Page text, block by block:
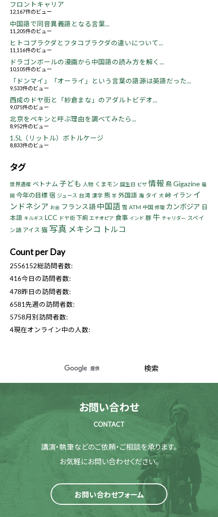
フロントキャリア
12,167件のビュー
中国語で同音異義語となる言葉...
11,205件のビュー
ヒトコブラクダとフタコブラクダの違いについて...
11,116件のビュー
ドラゴンボールの漫画から中国語の読み方を解く...
10,105件のビュー
「ドンマイ」「オーライ」という言葉の語源は英語だった...
9,533件のビュー
西成のドヤ街と「紗倉まな」のアダルトビデオ...
9,075件のビュー
北京をペキンと呼ぶ理由を調べてみたら...
8,952件のビュー
1.5L（リットル）ボトルケージ
8,833件のビュー
タグ
世界遺産 ベトナム 子ども 人物 くまモン 誕生日 ビザ 情報 鳥Gigazine 福
岡 今年の目標宿 ジュース 台湾 漢字 熊 羊 外国語 海 タイ 犬 峠 イラン イ
ンドネシア お金 フランス語 中国語 雪 ATM 中国 修理 カンボジア 日
本語 キルギス LCC ドヤ街 下痢 エチオピア 食事 インド 豚 牛 チャリダー スペイ
ン語 アイス 猫 写真 メキシコ トルコ
Count per Day
2556152総訪問者数:
416今日の訪問者数:
478昨日の訪問者数:
6581先週の訪問者数:
5758月別訪問者数:
4現在オンライン中の人数:
お問い合わせ
CONTACT
講演・執筆などのご依頼・ご相談を承ります。
お気軽にお問い合わせください。
お問い合わせフォーム